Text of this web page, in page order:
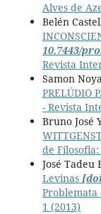
Alves de
Belén
10.7443/
Revista
Samon
PRELÚDIO
- Revista
Bruno José
de
José Tadeu
Levinas
Problemata
1 (2013)